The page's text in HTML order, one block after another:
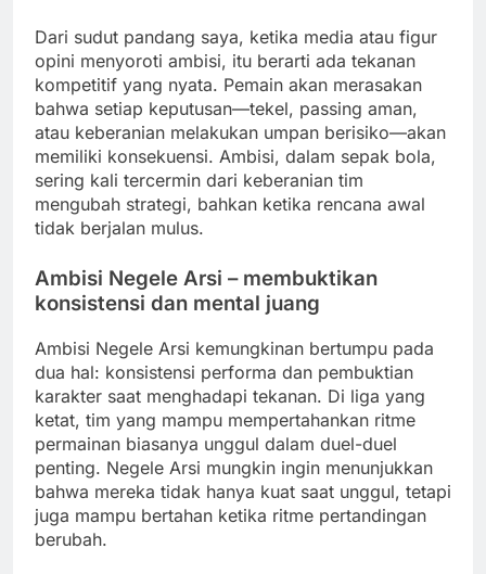
Dari sudut pandang saya, ketika media atau figur
opini menyoroti ambisi, itu berarti ada tekanan
kompetitif yang nyata. Pemain akan merasakan
bahwa setiap keputusan—tekel, passing aman,
atau keberanian melakukan umpan berisiko—akan
memiliki konsekuensi. Ambisi, dalam sepak bola,
sering kali tercermin dari keberanian tim
mengubah strategi, bahkan ketika rencana awal
tidak berjalan mulus.
Ambisi Negele Arsi – membuktikan
konsistensi dan mental juang
Ambisi Negele Arsi kemungkinan bertumpu pada
dua hal: konsistensi performa dan pembuktian
karakter saat menghadapi tekanan. Di liga yang
ketat, tim yang mampu mempertahankan ritme
permainan biasanya unggul dalam duel-duel
penting. Negele Arsi mungkin ingin menunjukkan
bahwa mereka tidak hanya kuat saat unggul, tetapi
juga mampu bertahan ketika ritme pertandingan
berubah.